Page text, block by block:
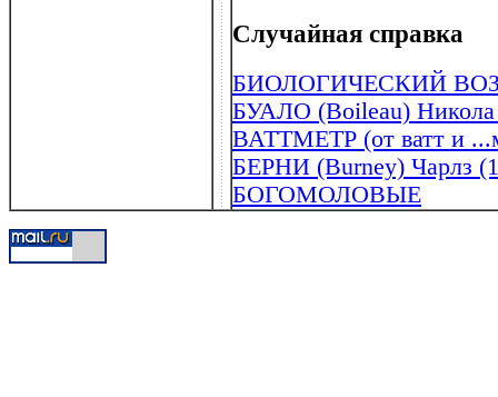
Случайная справка
БИОЛОГИЧЕСКИЙ
БУАЛО (Boileau) Никола
ВАТТМЕТР (от ватт и
БЕРНИ (Burney) Чарлз
БОГОМОЛОВЫЕ